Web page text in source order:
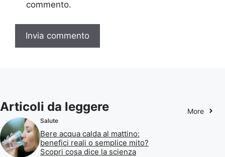
commento.
Articoli da leggere More
Salute
Bere acqua calda al mattino:
benefici reali o semplice mito?
Scopri cosa dice la scienza